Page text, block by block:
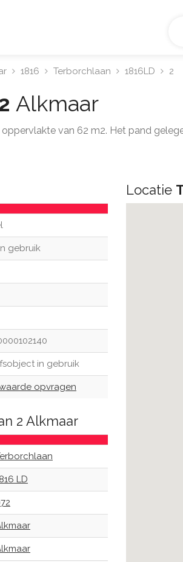
1816 Terborchlaan 1816LD 2
Alkmaar
van 62 m2. Het pand
gebruik
in gebruik
opvragen
2 Alkmaar
LD
Locatie